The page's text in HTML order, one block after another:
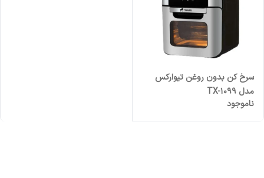
سرخ کن بدون روغن تیوارکس
مدل TX-1099
ناموجود